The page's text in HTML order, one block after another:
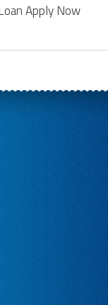
Apply Now